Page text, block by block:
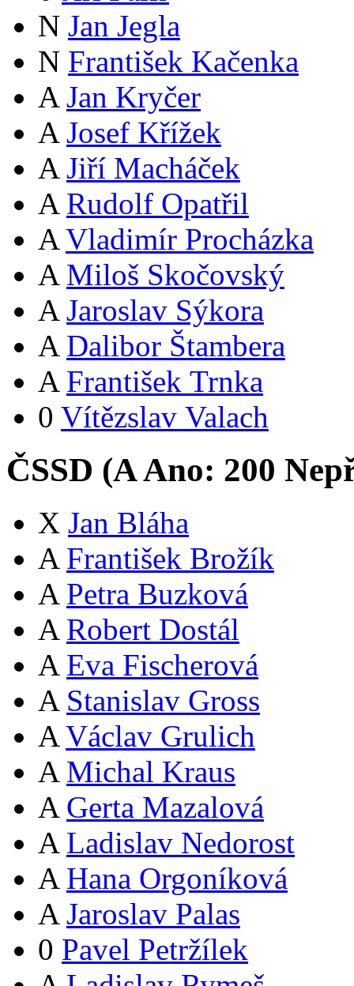
N Jan Jegla
N František Kačenka
A Jan Kryčer
A Josef Křížek
A Jiří Macháček
A Rudolf Opatřil
A Vladimír Procházka
A Miloš Skočovský
A Jaroslav Sýkora
A Dalibor Štambera
A František Trnka
0 Vítězslav Valach
ČSSD (AAno: 200
X Jan Bláha
A František Brožík
A Petra Buzková
A Robert Dostál
A Eva Fischerová
A Stanislav Gross
A Václav Grulich
A Michal Kraus
A Gerta Mazalová
A Ladislav Nedorost
A Hana Orgoníková
A Jaroslav Palas
0 Pavel Petržílek